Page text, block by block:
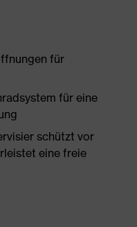
für
für eine
schützt vor
eine freie